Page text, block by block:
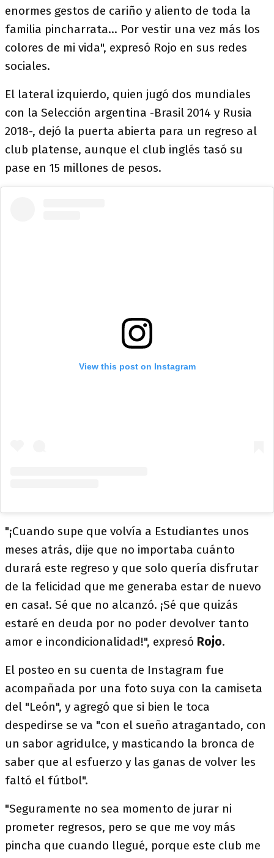
enormes gestos de cariño y aliento de toda la
familia pincharrata... Por vestir una vez más los
colores de mi vida", expresó Rojo en sus redes
sociales.
El lateral izquierdo, quien jugó dos mundiales
con la Selección argentina -Brasil 2014 y Rusia
2018-, dejó la puerta abierta para un regreso al
club platense, aunque el club inglés tasó su
pase en 15 millones de pesos.
View this post on Instagram
"¡Cuando supe que volvía a Estudiantes unos
meses atrás, dije que no importaba cuánto
durará este regreso y que solo quería disfrutar
de la felicidad que me generaba estar de nuevo
en casa!. Sé que no alcanzó. ¡Sé que quizás
estaré en deuda por no poder devolver tanto
amor e incondicionalidad!", expresó Rojo.
El posteo en su cuenta de Instagram fue
acompañada por una foto suya con la camiseta
del "León", y agregó que si bien le toca
despedirse se va "con el sueño atragantado, con
un sabor agridulce, y masticando la bronca de
saber que al esfuerzo y las ganas de volver les
faltó el fútbol".
"Seguramente no sea momento de jurar ni
prometer regresos, pero se que me voy más
pincha que cuando llegué, porque este club me